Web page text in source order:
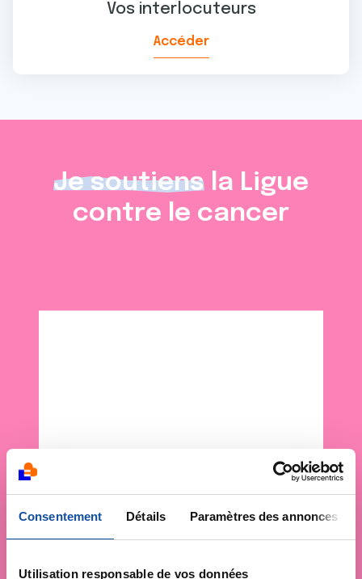
Consentement Détails Paramètres des annonces
Utilisation responsable de vos données
Vos interlocuteurs
Accéder
Je soutiens la Ligue
contre le cancer